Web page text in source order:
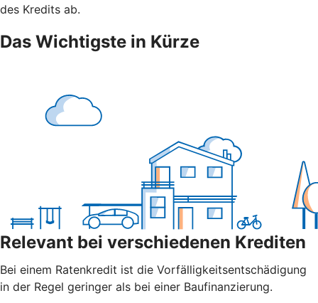
des Kredits ab.
Das Wichtigste in Kürze
Relevant bei verschiedenen Krediten
Bei einem Ratenkredit ist die Vorfälligkeitsentschädigung
in der Regel geringer als bei einer Baufinanzierung.